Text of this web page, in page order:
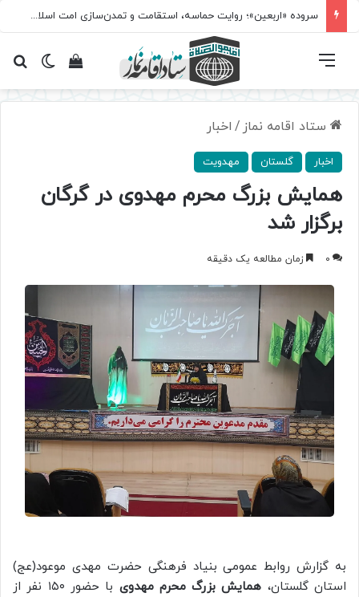
سروده‌ «اربعین»؛ روایت حماسه، استقامت و تمدن‌سازی امت اسلامی
تغییرمشاهده فهرست
ستاد اقامه نماز / اخبار
اخبار گلستان مهدویت
همایش بزرگ محرم مهدوی در گرگان
برگزار شد
0 زمان مطالعه یک دقیقه
به گزارش روابط عمومی بنیاد فرهنگی حضرت مهدی موعود(عج)
استان گلستان، همایش بزرگ محرم مهدوی
با حضور ۱۵۰ نفر از